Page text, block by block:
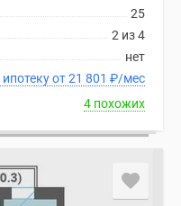
25
2 из 4
нет
В ипотеку от 21 801 ₽/мес
4 похожих